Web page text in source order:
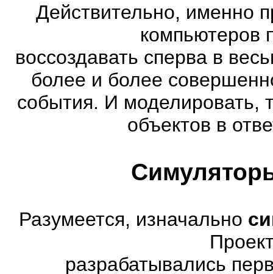
Действительно, именно
компьютеров
воссоздавать сперва в
более и более
события. И моделировать,
объектов в
Разумеется, изначально
разрабатывались